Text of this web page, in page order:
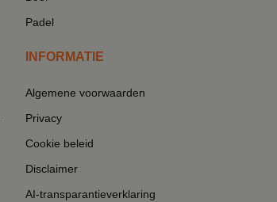
Padel
INFORMATIE
Algemene voorwaarden
Privacy
Cookie beleid
Disclaimer
AI-transparantieverklaring